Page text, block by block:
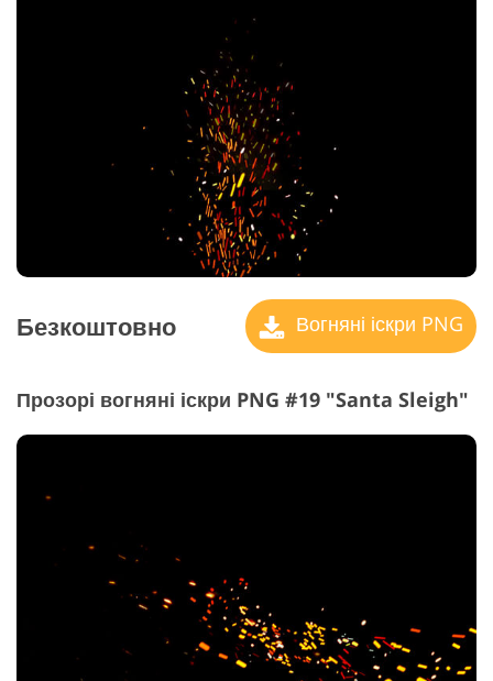
Безкоштовно Вогняні іскри PNG
Прозорі вогняні іскри PNG #19 "Santa Sleigh"